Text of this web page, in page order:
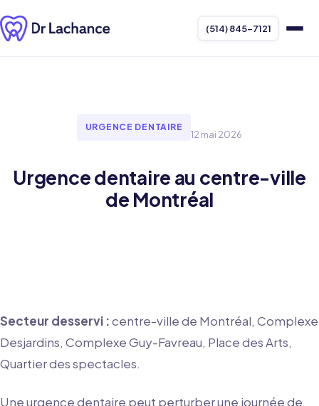
(514) 845-7121
URGENCE DENTAIRE
12 mai 2026
Urgence dentaire au centre-ville
de Montréal
Secteur desservi :centre-ville de Montréal, Complexe
Desjardins, Complexe Guy-Favreau, Place des Arts,
Quartier des spectacles.
Une urgence dentaire peut perturber une journée de